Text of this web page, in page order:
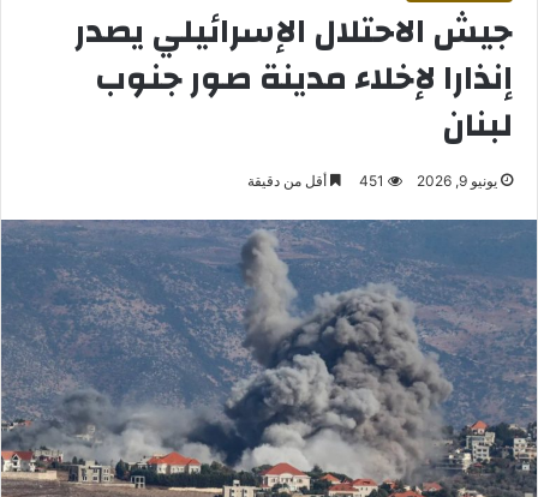
جيش الاحتلال الإسرائيلي يصدر
إنذارا لإخلاء مدينة صور جنوب
لبنان
يونيو 9, 2026 451 أقل من دقيقة